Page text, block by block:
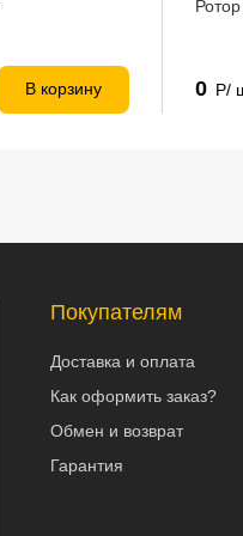
В корзину 0 Р/
Покупателям
Доставка и оплата
Как оформить заказ?
Обмен и возврат
Гарантия